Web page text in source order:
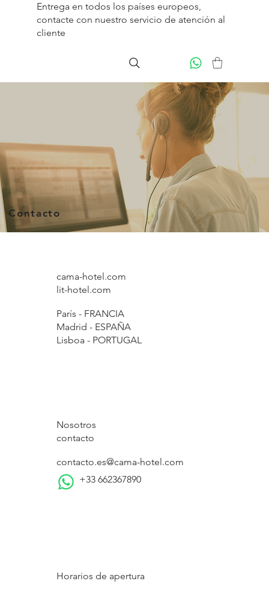
Entrega en todos los países europeos,
contacte con nuestro servicio de atención al
cliente
Contacto
cama-hotel.com
lit-hotel.com
París - FRANCIA
Madrid - ESPAÑA
Lisboa - PORTUGAL
Nosotros
contacto
contacto.es@cama-hotel.com
+33 662367890
Horarios de apertura